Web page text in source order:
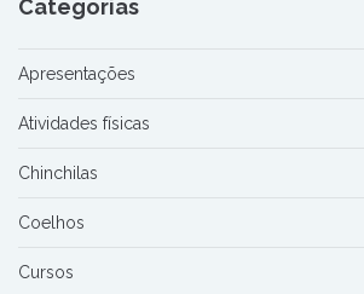
Categorias
Apresentações
Atividades físicas
Chinchilas
Coelhos
Cursos